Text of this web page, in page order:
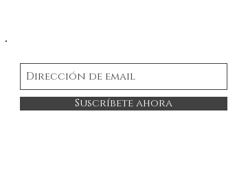
Suscríbete ahora